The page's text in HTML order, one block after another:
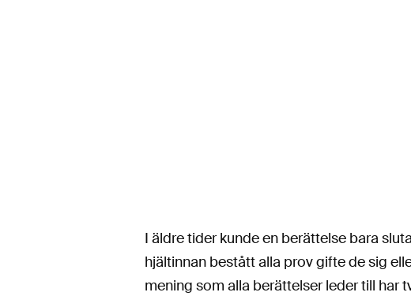
I äldre tider kunde en berättelse bara
hjältinnan bestått alla prov gifte de sig
mening som alla berättelser leder till har